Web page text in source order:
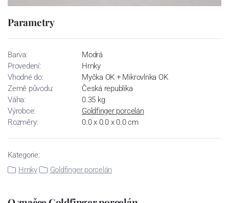
Parametry
Barva:
Modrá
Provedení:
Hrnky
Vhodné do:
Myčka OK + Mikrovlnka OK
Země původu:
Česká republika
Váha:
0.35 kg
Výrobce:
Goldfinger porcelán
Rozměry:
0.0 x 0.0 x 0.0 cm
Kategorie:
Hrnky
Goldfinger porcelán